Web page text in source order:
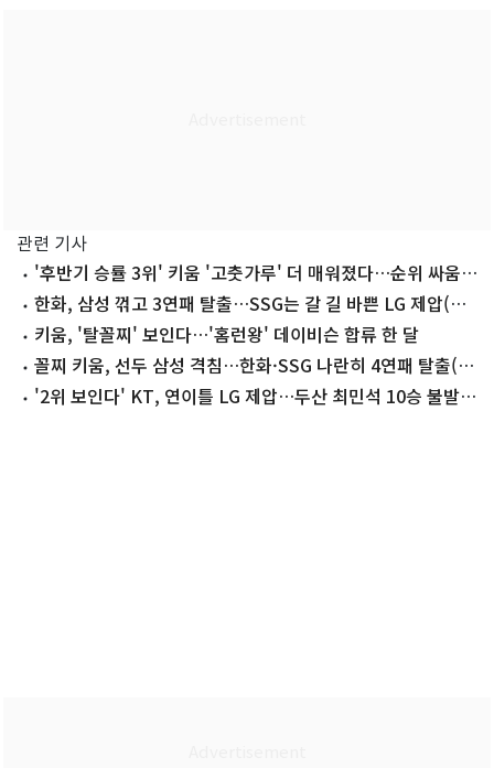
관련 기사
'후반기 승률 3위' 키움 '고춧가루' 더 매워졌다…순위 싸움
변수 주목
한화, 삼성 꺾고 3연패 탈출…SSG는 갈 길 바쁜 LG 제압(종
합)키움, '탈꼴찌' 보인다…'홈런왕' 데이비슨 합류 한 달
꼴찌 키움, 선두 삼성 격침…한화·SSG 나란히 4연패 탈출(종
합)'2위 보인다' KT, 연이틀 LG 제압…두산 최민석 10승 불발